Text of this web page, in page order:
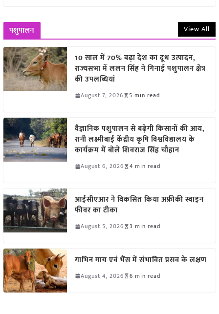
पशुपालन View All
10 साल में 70% बढ़ा देश का दूध उत्पादन,
राज्यसभा में ललन सिंह ने गिनाईं पशुपालन क्षेत्र
की उपलब्धियां
August 7, 2026 5 min read
वैज्ञानिक पशुपालन से बढ़ेगी किसानों की आय,
रानी लक्ष्मीबाई केंद्रीय कृषि विश्वविद्यालय के
कार्यक्रम में बोले शिवराज सिंह चौहान
August 6, 2026 4 min read
आईसीएआर ने विकसित किया अफ्रीकी स्वाइन
फीवर का टीका
August 5, 2026 3 min read
गाभिन गाय एवं भैंस में संभावित प्रसव के लक्षण
August 4, 2026 6 min read